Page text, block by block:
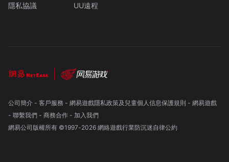
隱私協議 UU遠程
公司簡介- 客戶服務 - 網易遊戲隱私政策及兒童個人信息保護規則 - 網易遊戲
- 聯繫我們- 商務合作- 加入我們
網易公司版權所有 ©1997-2026 網絡遊戲行業防沉迷自律公約